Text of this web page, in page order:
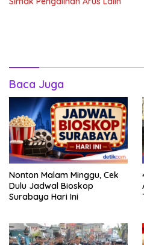
Baca Juga
Nonton Malam Minggu, Cek
Dulu Jadwal Bioskop
Surabaya Hari Ini